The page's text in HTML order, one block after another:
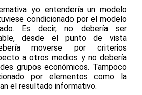
yo entendería un modelo
condicionado por el modelo
Es decir, no debería ser
desde el punto de vista
moverse por criterios
a otros medios y no debería
grupos económicos. Tampoco
por elementos como la
el resultado informativo.